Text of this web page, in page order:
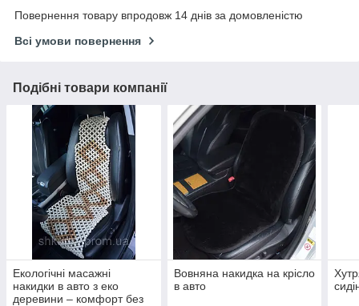
Повернення товару впродовж 14 днів за домовленістю
Всі умови повернення
Подібні товари компанії
Екологічні масажні
накидки в авто з еко
деревини – комфорт без
Вовняна накидка на крісло
в авто